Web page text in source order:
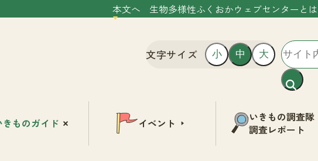
本文へ 生物多様性ふくおかウェブセンターとは
文字サイズ 小 中 大
きものガイド イベント
いきもの調査隊
調査レポート